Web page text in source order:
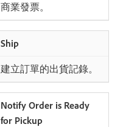
商業發票。
Ship
建立訂單的出貨記錄。
Notify Order is Ready
for Pickup